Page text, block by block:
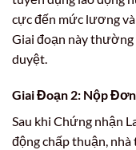
cực đến mức lương
Giai đoạn này
duyệt.
Giai Đoạn 2: Nộp
Sau khi Chứng nhận
động chấp thuận,